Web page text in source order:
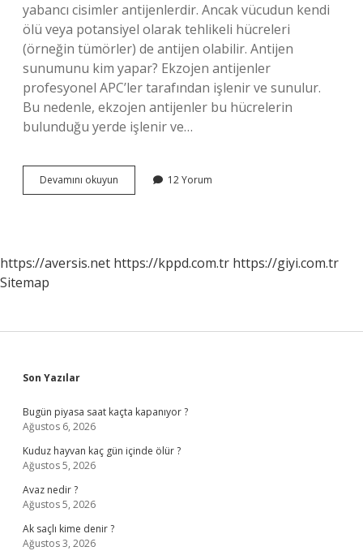
yabancı cisimler antijenlerdir. Ancak vücudun kendi
ölü veya potansiyel olarak tehlikeli hücreleri
(örneğin tümörler) de antijen olabilir. Antijen
sunumunu kim yapar? Ekzojen antijenler
profesyonel APC’ler tarafından işlenir ve sunulur.
Bu nedenle, ekzojen antijenler bu hücrelerin
bulunduğu yerde işlenir ve…
Devamını okuyun Antijenleri
Kim
12 Yorum
https://aversis.net https://kppd.com.tr https://giyi.com.tr
Sitemap
Sidebar
Son Yazılar
Bugün piyasa saat kaçta kapanıyor ?
Ağustos 6, 2026
Kuduz hayvan kaç gün içinde ölür ?
Ağustos 5, 2026
Avaz nedir ?
Ağustos 5, 2026
Ak saçlı kime denir ?
Ağustos 3, 2026